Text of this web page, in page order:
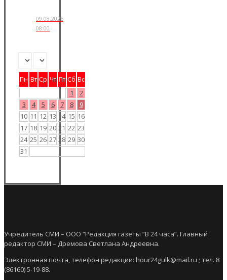
09.08.2026
08:00
Пн Вт Ср Чт Пт Сб Вс
1
2
3
4 5 6 7 8
9
10 11 12 13 14 15 16
17 18 19 20 21 22 23
24 25 26 27 28 29 30
31
Учредитель СМИ – ООО “Редакция газеты “В 24 часа”. Главный
редактор СМИ – Дремова Светлана Андреевна.
Электронная почта, телефон редакции: hour24gulk@mail.ru ; тел. 8
(86160) 5-19-88.